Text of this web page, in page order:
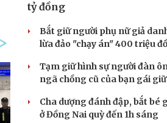
tỷ đồng
Bắt giữ người phụ nữ giả
lừa đảo "chạy án" 400 triệu
Tạm giữ hình sự người đàn
ngã chồng cũ của bạn gái
Cha dượng đánh đập, bắt bé
ở Đồng Nai quỳ đến 1h sáng